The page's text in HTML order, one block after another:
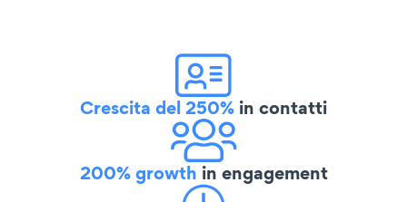
Crescita del 250% in contatti
200% growth in engagement